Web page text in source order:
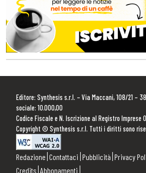
Editore: Synthesis s.r.l. – Via Maccani, 108/21 –
sociale: 10.000,00
Codice Fiscale e N. Iscrizione al Registro Imprese
Copyright © Synthesis s.r.l. Tutti i diritti sono
Redazione Contattaci Pubblicità Privacy
Credits Abbonamenti